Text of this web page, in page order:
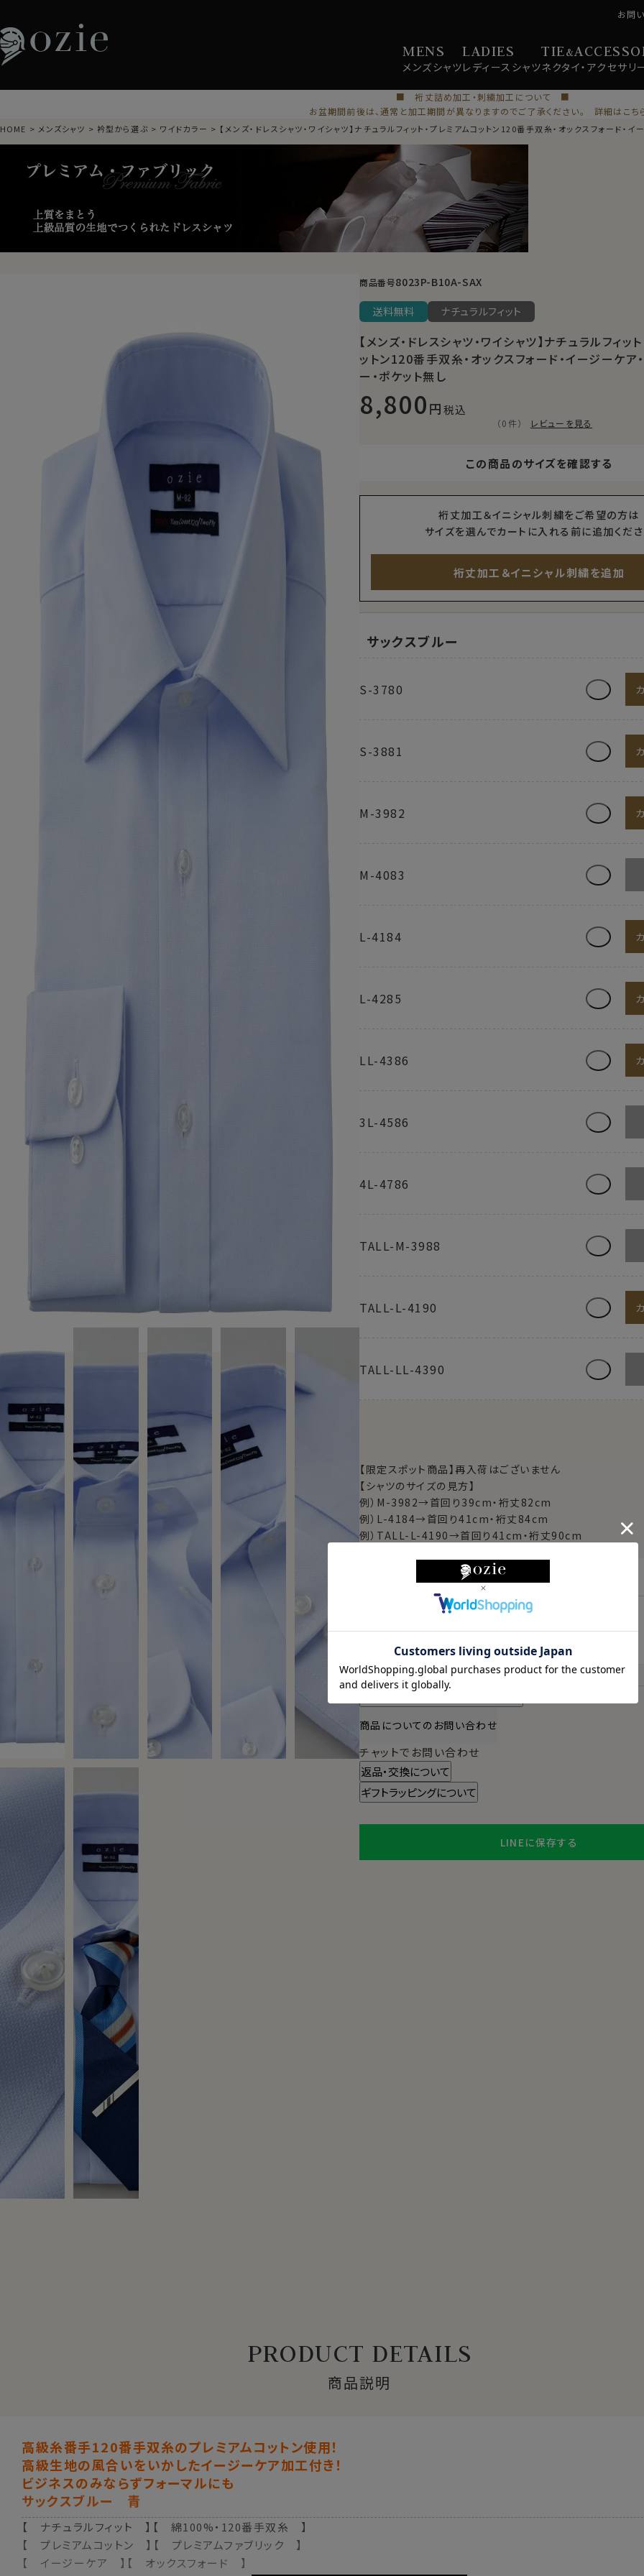
MENS
メンズシャツ
LADIES
レディース シャツ
TIE&
ネクタイ・ アクセサリ
お問
■ 裄丈詰め加工・刺繍加工について ■
お盆期間前後は、通常と加工期間が異なりますのでご了承ください。 詳細はこ
HOME メンズシャツ 衿型から選ぶ ワイドカラー 【メンズ・ドレスシャツ・ワイシャツ】ナチュラルフィット・プレミアムコットン120番手双糸・オックスフォード・
商品番号8023P-B10A-SAX
送料無料 ナチュラルフィット
【メンズ・ドレスシャツ・ワイシャツ】ナチュラルフィッ
ットン120番手双糸・オックスフォード・イージーケア
ー・ポケット無し
8,800 税込
（0件） レビューを見る
この商品のサイズを確認する
裄丈加工＆イニシャル刺繍をご希望の方は
サイズを選んでカートに入れる前に追加くだ
裄丈加工＆イニシャル刺繍を追加
サックスブルー
S-3780
S-3881
M-3982
M-4083
L-4184
L-4285
LL-4386
3L-4586
4L-4786
TALL-M-3988
TALL-L-4190
TALL-LL-4390
【限定スポット商品】再入荷はございません
【シャツのサイズの見方】
例）M-3982→首回り39cm・裄丈82cm
例）L-4184→首回り41cm・裄丈84cm
例）TALL-L-4190→首回り41cm・裄丈90cm
13時00分までのご注文で
2026/08/11（火）に宅配便でお届けします。
（※裄丈加工・刺繍がある場合は除く）
東京都
商品についてのお問い合わせ
チャットでお問い合わせ
返品・交換について
ギフトラッピングについて
LINEに保存する
PRODUCT DETAILS
商品説明
高級糸番手120番手双糸のプレミアムコットン使用！
高級生地の風合いをいかしたイージーケア加工付き！
ビジネスのみならずフォーマルにも
サックスブルー 青
【 ナチュラルフィット 】【 綿100%・120番手双糸 】
【 プレミアムコットン 】【 プレミアムファブリック 】
【 イージーケア 】【 オックスフォード 】